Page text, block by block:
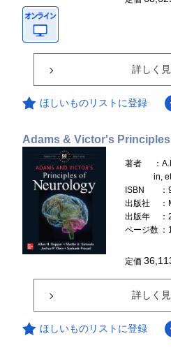
詳しく
ほしいものリストに登録
Adams & Victor's
著者
：
in,
ISBN
出版社
出版年
ページ数
定価
詳しく
ほしいものリストに登録